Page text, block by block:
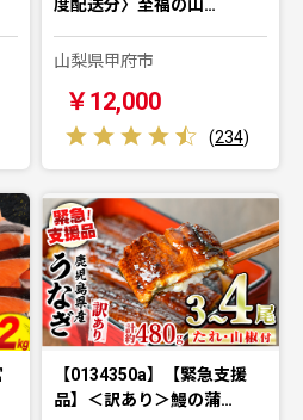
度配送分〉至福の山…
山梨県甲府市
￥12,000
(234)
【0134350a】【緊急支援
品】＜訳あり＞鰻の蒲…